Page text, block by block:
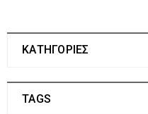
ΚΑΤΗΓΟΡΙΕΣ
TAGS